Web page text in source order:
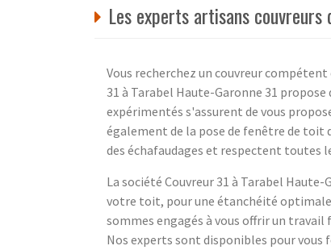
Les experts artisans couvreurs
Vous recherchez un couvreur
31 à Tarabel Haute-Garonne 31
expérimentés s'assurent de vous
également de la pose de fenêtre de
des échafaudages et respectent toutes
La société Couvreur 31 à Tarabel
votre toit, pour une étanchéité
sommes engagés à vous offrir un
Nos experts sont disponibles pour